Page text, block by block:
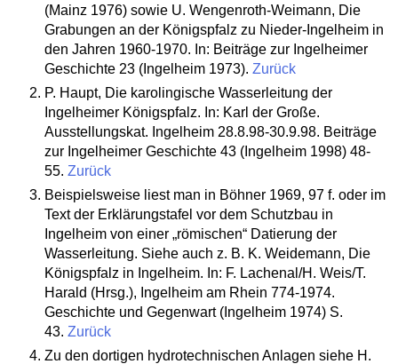
(Mainz 1976) sowie U. Wengenroth-Weimann, Die
Grabungen an der Königspfalz zu Nieder-Ingelheim in
den Jahren 1960-1970. In: Beiträge zur Ingelheimer
Geschichte 23 (Ingelheim 1973). Zurück
P. Haupt, Die karolingische Wasserleitung der
Ingelheimer Königspfalz. In: Karl der Große.
Ausstellungskat. Ingelheim 28.8.98-30.9.98. Beiträge
zur Ingelheimer Geschichte 43 (Ingelheim 1998) 48-
55. Zurück
Beispielsweise liest man in Böhner 1969, 97 f. oder im
Text der Erklärungstafel vor dem Schutzbau in
Ingelheim von einer „römischen“ Datierung der
Wasserleitung. Siehe auch z. B. K. Weidemann, Die
Königspfalz in Ingelheim. In: F. Lachenal/H. Weis/T.
Harald (Hrsg.), Ingelheim am Rhein 774-1974.
Geschichte und Gegenwart (Ingelheim 1974) S.
43. Zurück
Zu den dortigen hydrotechnischen Anlagen siehe H.